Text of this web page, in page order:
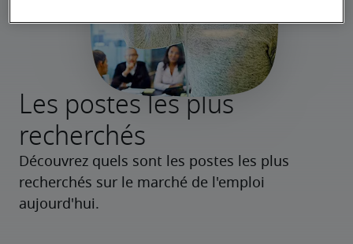
Les postes les plus
recherchés
Découvrez quels sont les postes les plus
recherchés sur le marché de l'emploi
aujourd'hui.